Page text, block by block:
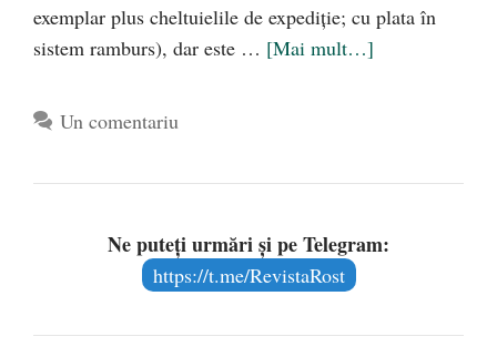
exemplar plus cheltuielile de expediţie; cu plata în
sistem ramburs), dar este … [Mai mult…]
Un comentariu
Ne puteți urmări și pe Telegram:
https://t.me/RevistaRost